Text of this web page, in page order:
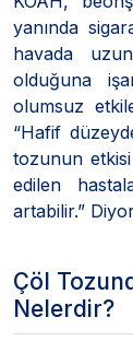
yanında
havada
olduğuna
olumsuz
“Hafif
tozunun etkisi
edilen
artabilir.”
Çöl
Nelerdir?